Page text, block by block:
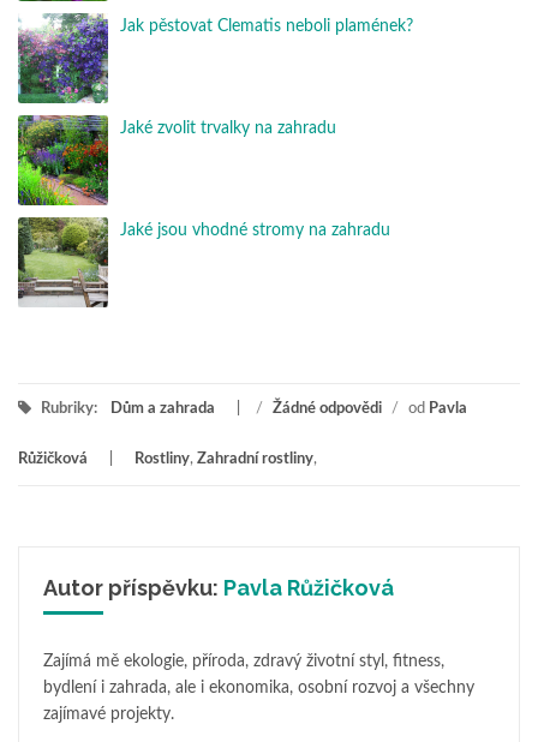
Jak pěstovat Clematis neboli plamének?
Jaké zvolit trvalky na zahradu
Jaké jsou vhodné stromy na zahradu
Rubriky: Dům a zahrada / Žádné odpovědi / od Pavla
Růžičková Rostliny, Zahradní rostliny,
Autor příspěvku: Pavla Růžičková
Zajímá mě ekologie, příroda, zdravý životní styl, fitness,
bydlení i zahrada, ale i ekonomika, osobní rozvoj a všechny
zajímavé projekty.